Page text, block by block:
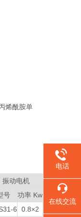
烯酰胺单
振动电机
号
功率 Kw
6
0.8×2
电话
在线交流